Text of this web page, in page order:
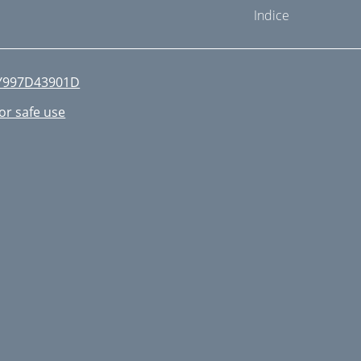
Indice
safe use